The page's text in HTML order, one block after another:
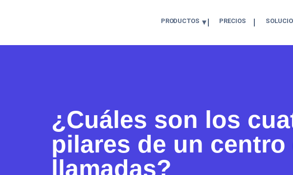
PRODUCTOS PRECIOS
¿Cuáles son los
pilares de un centro
llamadas?